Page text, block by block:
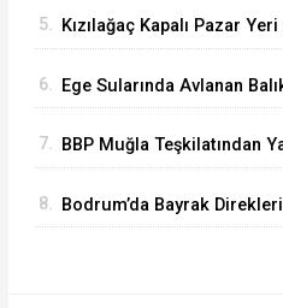
5. Kızılağaç Kapalı Pazar
6. Ege Sularında Avlanan
7. BBP Muğla Teşkilatından
Emanetidir”
8. Bodrum’da Bayrak